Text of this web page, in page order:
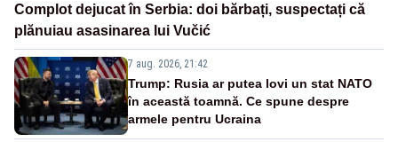
Complot dejucat în Serbia: doi bărbați, suspectați că
plănuiau asasinarea lui Vučić
7 aug. 2026, 21:42
Trump: Rusia ar putea lovi un stat NATO
în această toamnă. Ce spune despre
armele pentru Ucraina